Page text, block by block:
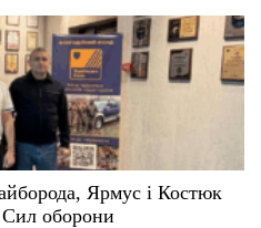
Ярмус і Костюк
Сил оборони